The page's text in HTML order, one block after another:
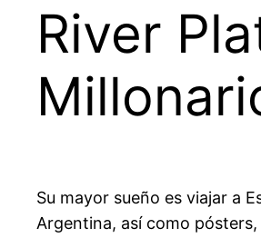
River
Su mayor sueño es viajar a
Argentina, así como